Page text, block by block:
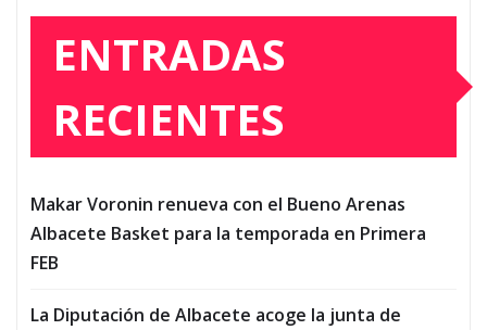
ENTRADAS
RECIENTES
Makar Voronin renueva con el Bueno Arenas
Albacete Basket para la temporada en Primera
FEB
La Diputación de Albacete acoge la junta de